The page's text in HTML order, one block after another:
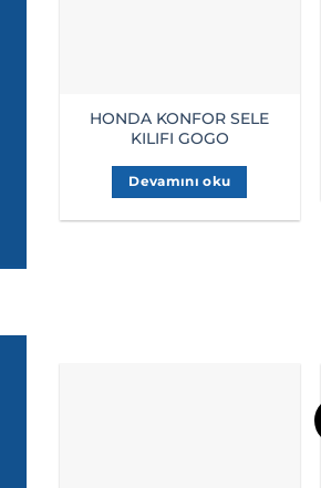
HONDA KONFOR SELE
KILIFI GOGO
Devamını oku